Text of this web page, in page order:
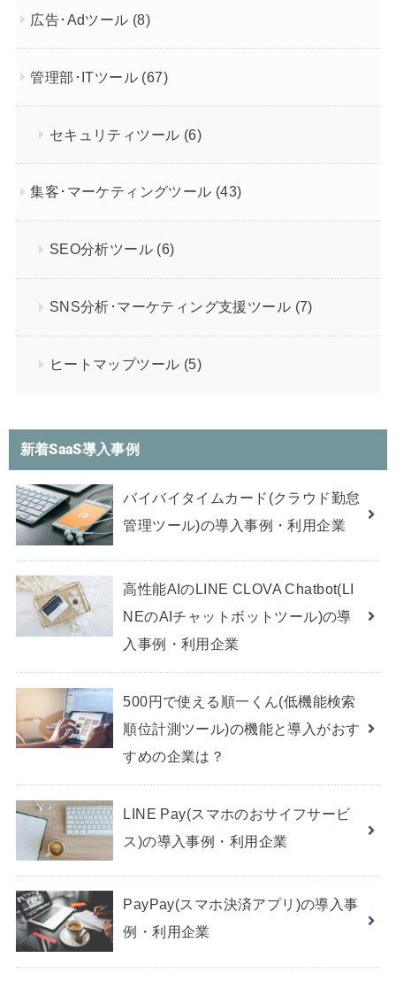
広告･Adツール (8)
管理部･ITツール (67)
セキュリティツール (6)
集客･マーケティングツール (43)
SEO分析ツール (6)
SNS分析･マーケティング支援ツール (7)
ヒートマップツール (5)
新着SaaS導入事例
バイバイタイムカード(クラウド勤怠
管理ツール)の導入事例・利用企業
高性能AIのLINE CLOVA Chatbot(LI
NEのAIチャットボットツール)の導
入事例・利用企業
500円で使える順一くん(低機能検索
順位計測ツール)の機能と導入がおす
すめの企業は？
LINE Pay(スマホのおサイフサービ
ス)の導入事例・利用企業
PayPay(スマホ決済アプリ)の導入事
例・利用企業